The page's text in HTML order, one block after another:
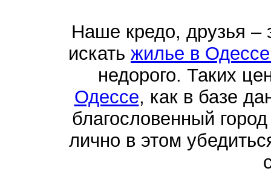
Наше кредо, друзья –
искать жилье в
недорого. Таких
Одессе, как в базе
благословенный
лично в этом